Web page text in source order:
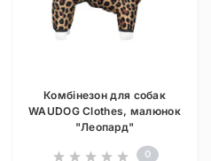
Комбінезон для собак
WAUDOG Clothes, малюнок
"Леопард"
0